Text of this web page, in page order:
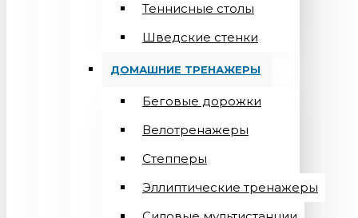
Теннисные столы
Шведские стенки
ДОМАШНИЕ ТРЕНАЖЕРЫ
Беговые дорожки
Велотренажеры
Степперы
Эллиптические тренажеры